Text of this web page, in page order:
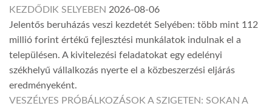
KEZDŐDIK SELYEBEN 2026-08-06
Jelentős beruházás veszi kezdetét Selyében: több mint 112
millió forint értékű fejlesztési munkálatok indulnak el a
településen. A kivitelezési feladatokat egy edelényi
székhelyű vállalkozás nyerte el a közbeszerzési eljárás
eredményeként.
VESZÉLYES PRÓBÁLKOZÁSOK A SZIGETEN: SOKAN A